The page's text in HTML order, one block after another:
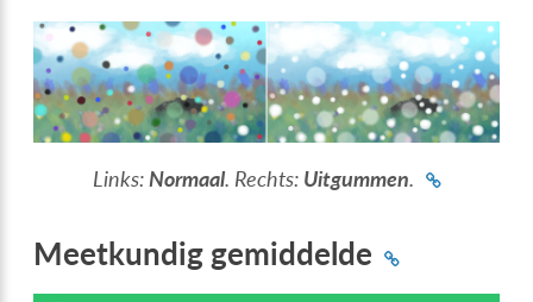
Links:Normaal. Rechts: Uitgummen.
Meetkundig gemiddelde